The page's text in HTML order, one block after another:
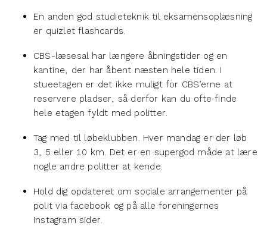
En anden god studieteknik til eksamensoplæsning
er quizlet flashcards.
CBS-læsesal har længere åbningstider og en
kantine, der har åbent næsten hele tiden. I
stueetagen er det ikke muligt for CBS’erne at
reservere pladser, så derfor kan du ofte finde
hele etagen fyldt med politter.
Tag med til løbeklubben. Hver mandag er der løb
3, 5 eller 10 km. Det er en supergod måde at lære
nogle andre politter at kende.
Hold dig opdateret om sociale arrangementer på
polit via facebook og på alle foreningernes
instagram sider.